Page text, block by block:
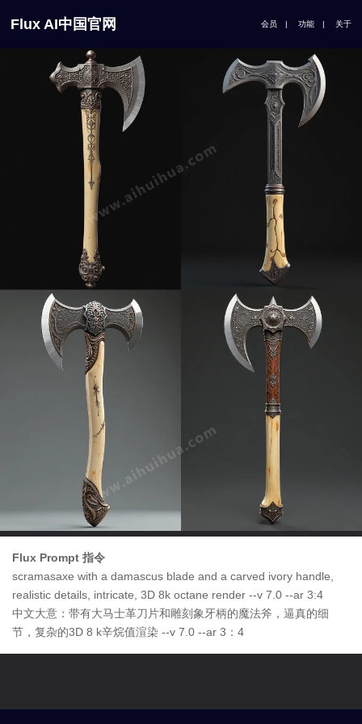
Flux AI中国官网 会员 | 功能 | 关于
Flux Prompt 指令
scramasaxe with a damascus blade and a carved ivory handle,
realistic details, intricate, 3D 8k octane render --v 7.0 --ar 3:4
中文大意：带有大马士革刀片和雕刻象牙柄的魔法斧，逼真的细
节，复杂的3D 8 k辛烷值渲染 --v 7.0 --ar 3：4